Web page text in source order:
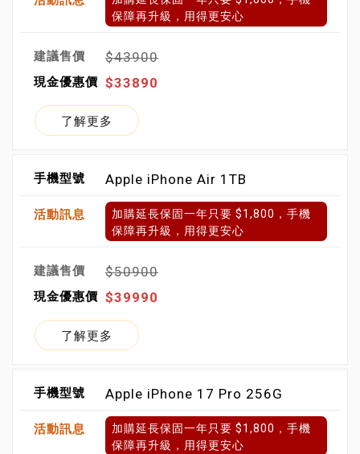
保障再升級，用得更安心
$43900
$33890
了解更多
Apple iPhone Air 1TB
加購延長保固一年只要 $1,800，手機
保障再升級，用得更安心
$50900
$39990
了解更多
Apple iPhone 17 Pro 256G
加購延長保固一年只要 $1,800，手機
保障再升級，用得更安心